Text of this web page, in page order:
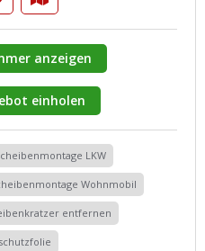
anzeigen
einholen
LKW
Wohnmobil
entfernen